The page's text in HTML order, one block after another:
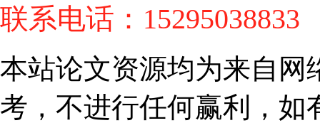
联系电话：15295038833
本站论文资源均为来自网
考，不进行任何赢利，如